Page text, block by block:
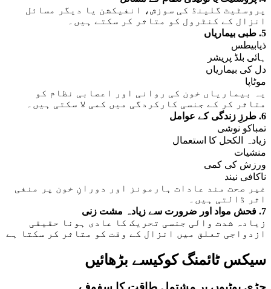
پروسٹیٹ گلینڈ کی سوزش، انفیکشن یا دیگر مسائل
انزال کے کنٹرول کو متاثر کر سکتے ہیں۔
5. طبی بیماریاں
ذیابیطس
ہائی بلڈ پریشر
دل کی بیماریاں
موٹاپا
یہ بیماریاں خون کی روانی اور اعصابی نظام کو
متاثر کر کے جنسی کارکردگی میں کمی لا سکتی ہیں۔
6. طرزِ زندگی کے عوامل
تمباکو نوشی
زیادہ الکحل کا استعمال
منشیات
ورزش کی کمی
ناکافی نیند
غیر صحت مند عادات ہارمونز اور دورانِ خون پر منفی
اثر ڈالتی ہیں۔
7. فحش مواد اور ضرورت سے زیادہ مشت زنی
زیادہ شدت والی جنسی تحریک کا عادی ہونا حقیقی
ازدواجی تعلق میں انزال کے وقت کو متاثر کر سکتا ہے
سیکس ٹائمنگ کوکیسے بڑھائیں